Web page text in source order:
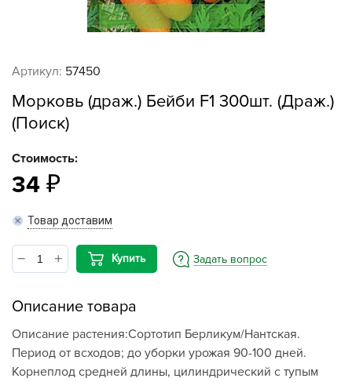
Артикул: 57450
Морковь (драж.) Бейби F1 300шт. (Драж.)
(Поиск)
Стоимость:
34
Товар доставим
Купить Задать вопрос
Описание товара
Описание растения:Сортотип Берликум/Нантская.
Период от всходов; до уборки урожая 90-100 дней.
Корнеплод средней длины, цилиндрический с тупым